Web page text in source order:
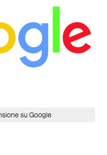
su Google